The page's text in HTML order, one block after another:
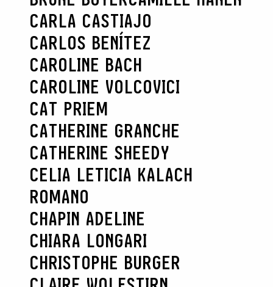
CARLA CASTIAJO
CARLOS BENÍTEZ
CAROLINE BACH
CAROLINE VOLCOVICI
CAT PRIEM
CATHERINE GRANCHE
CATHERINE SHEEDY
CELIA LETICIA KALACH
ROMANO
CHAPIN ADELINE
CHIARA LONGARI
CHRISTOPHE BURGER